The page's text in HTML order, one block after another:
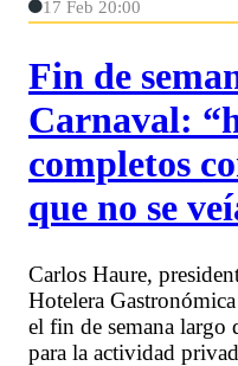
17 Feb 20:00
Fin de
Carnaval:
completos
que no se
Carlos Haure,
Hotelera
el fin de semana
para la actividad